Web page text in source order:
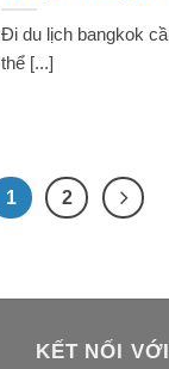
Đi du lịch bangkok
thể [...]
1 2
KẾT NỐI